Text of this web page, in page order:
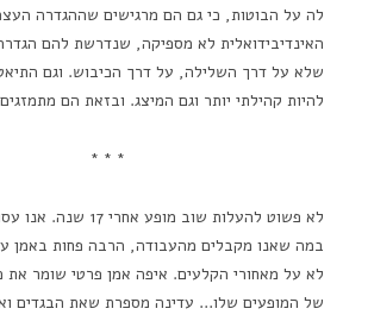
לה על הבוטות, כי גם הם מרגישים שההגדרה
האינדיבידואלית לא מספיקה, שנדרשת להם
שלא על דרך השלילה, על דרך הכיבוש. וגם
להיות קהילתי יותר וגם המיצג. ובזאת הם
* * *
לא פשוט להעלות שוב מופע
במה שאנו מקבלים מהעבודה, הרבה פחות באמן
לא על מאחורי הקלעים. איפה אמן פרטי שומר את
של המופעים שלו… עדינה מספרת שאת הבגדים